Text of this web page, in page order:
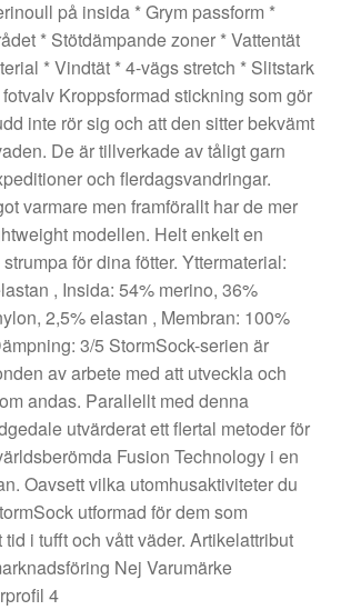
på insida * Grym passform *
* Stötdämpande zoner * Vattentät
* Vindtät * 4-vägs stretch * Slitstark
Kroppsformad stickning som gör
inte rör sig och att den sitter bekvämt
De är tillverkade av tåligt garn
och flerdagsvandringar.
varmare men framförallt har de mer
modellen. Helt enkelt en
för dina fötter. Yttermaterial:
, Insida: 54% merino, 36%
2,5% elastan , Membran: 100%
3/5 StormSock-serien är
av arbete med att utveckla och
andas. Parallellt med denna
utvärderat ett flertal metoder för
Fusion Technology i en
Oavsett vilka utomhusaktiviteter du
utformad för dem som
i tufft och vått väder. Artikelattribut
Nej Varumärke
4